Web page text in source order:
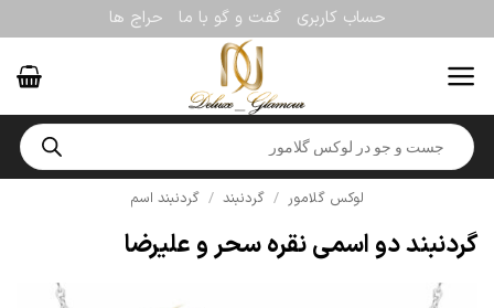
to
content
حساب کاربری گفت و گو با ما حراج ها
Products
search
لوکس گلامور / گردنبند / گردنبند اسم
گردنبند دو اسمی نقره سحر و علیرضا